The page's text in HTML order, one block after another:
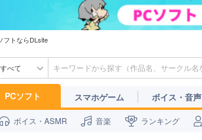
フトならDLsite
すべて
PCソフト スマホゲーム ボイス・音声
ボイス・ASMR 音楽 ランキング